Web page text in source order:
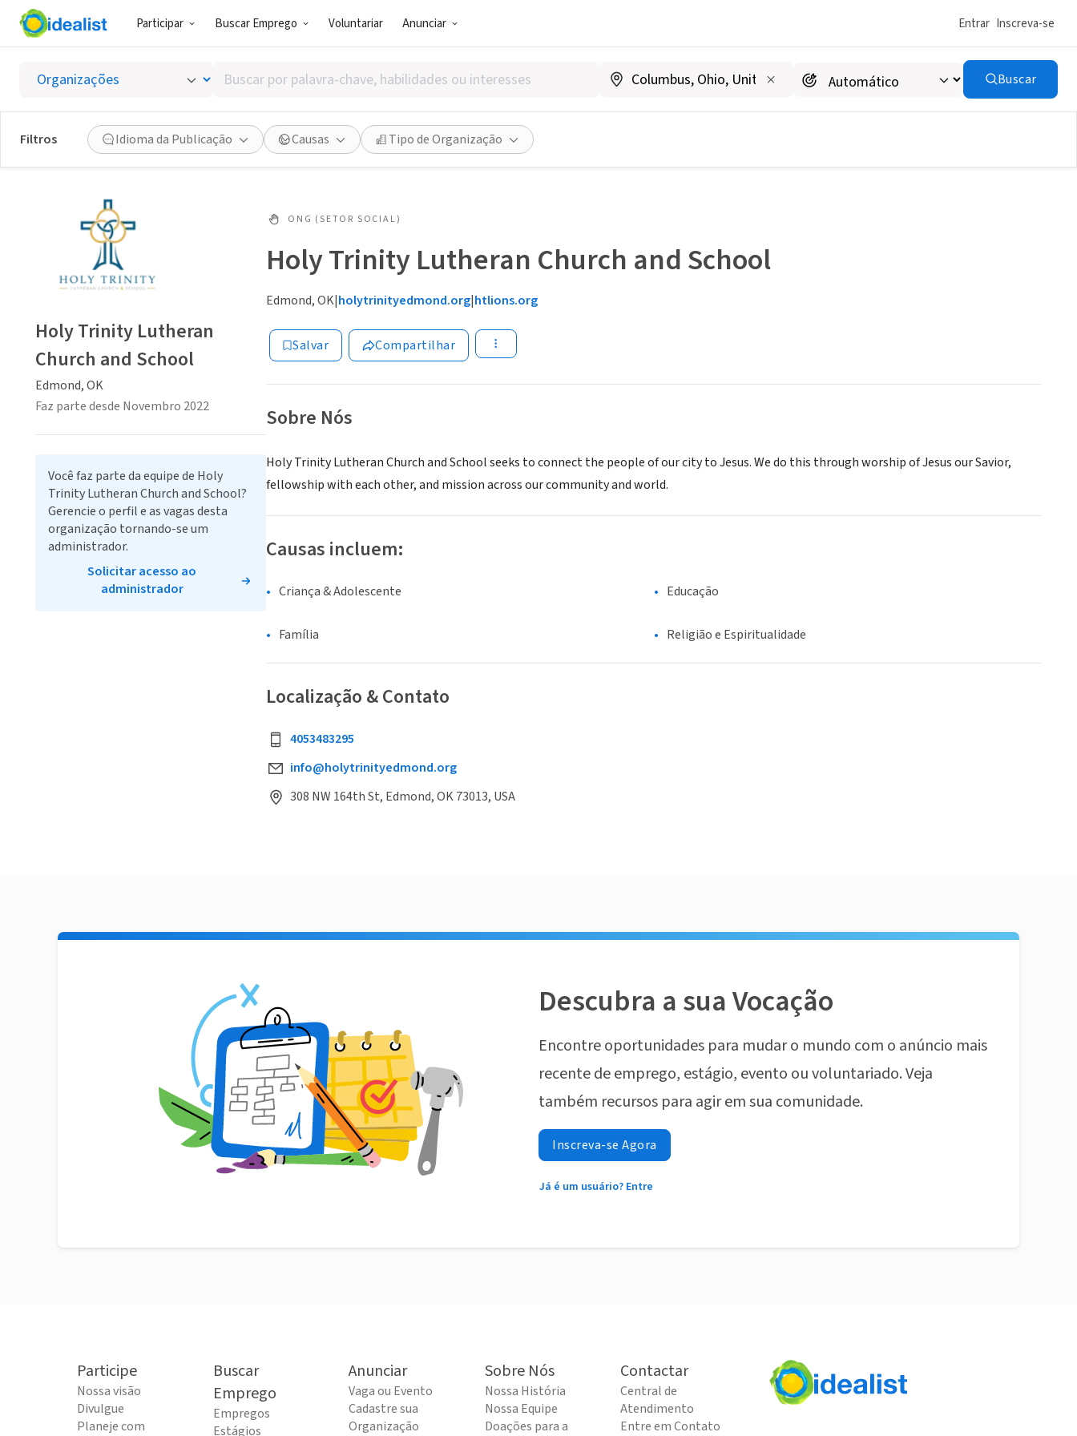
Participar Buscar Emprego Voluntariar Anunciar Entrar Inscreva-se
Buscar
por
palavra-
chave,
habilidades
ou
Buscar
Filtros Idioma da Publicação Causas Tipo de Organização
ONG (SETOR SOCIAL)
Holy Trinity Lutheran Church and School
Edmond, OK|holytrinityedmond.org|htlions.org
Salvar Compartilhar
Sobre Nós
Holy Trinity Lutheran Church and School seeks to connect the people of our city to Jesus. We do this through worship of Jesus our Savior,
fellowship with each other, and mission across our community and world.
Causas incluem:
Criança & Adolescente Educação
Família Religião e Espiritualidade
Localização & Contato
4053483295
info@holytrinityedmond.org
308 NW 164th St, Edmond, OK 73013, USA
Holy Trinity Lutheran
Church and School
Edmond, OK
Faz parte desde Novembro 2022
Você faz parte da equipe de Holy
Trinity Lutheran Church and School?
Gerencie o perfil e as vagas desta
organização tornando-se um
administrador.
Solicitar acesso ao
administrador
Descubra a sua Vocação
Encontre oportunidades para mudar o mundo com o anúncio mais
recente de emprego, estágio, evento ou voluntariado. Veja
também recursos para agir em sua comunidade.
Inscreva-se Agora
Já é um usuário? Entre
Participe
Nossa visão
Divulgue
Planeje com
Buscar
Emprego
Empregos
Estágios
Anunciar
Vaga ou Evento
Cadastre sua
Organização
Sobre Nós
Nossa História
Nossa Equipe
Doações para a
Contactar
Central de
Atendimento
Entre em Contato